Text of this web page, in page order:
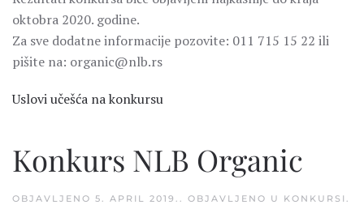
oktobra 2020. godine.
Za sve dodatne informacije pozovite: 011 715 15 22 ili
pišite na: organic@nlb.rs
Uslovi učešća na konkursu
Konkurs NLB Organic
OBJAVLJENO 5. APRIL 2019. . OBJAVLJENO U KONKURSI .